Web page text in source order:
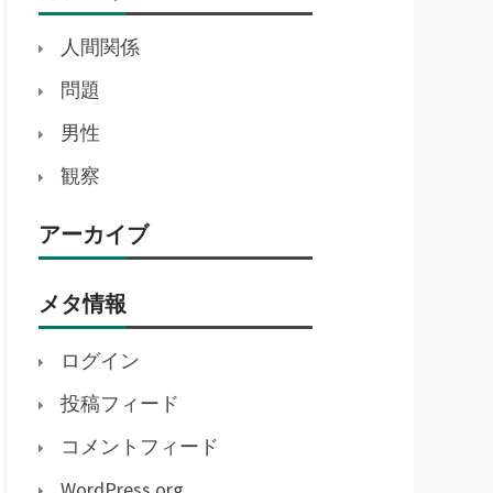
人間関係
問題
男性
観察
アーカイブ
メタ情報
ログイン
投稿フィード
コメントフィード